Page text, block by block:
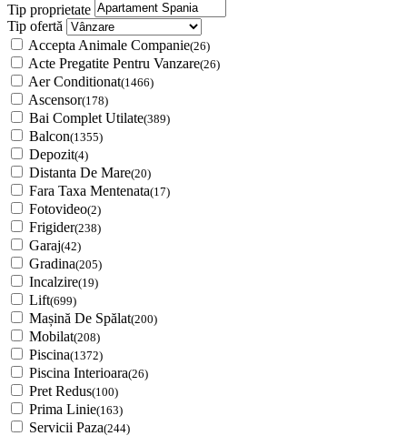
Tip proprietate
Tip ofertă
Accepta Animale Companie(26)
Acte Pregatite Pentru Vanzare(26)
Aer Conditionat(1466)
Ascensor(178)
Bai Complet Utilate(389)
Balcon(1355)
Depozit(4)
Distanta De Mare(20)
Fara Taxa Mentenata(17)
Fotovideo(2)
Frigider(238)
Garaj(42)
Gradina(205)
Incalzire(19)
Lift(699)
Mașină De Spălat(200)
Mobilat(208)
Piscina(1372)
Piscina Interioara(26)
Pret Redus(100)
Prima Linie(163)
Servicii Paza(244)